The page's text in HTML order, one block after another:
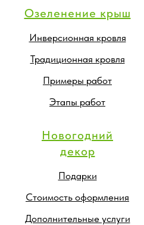
Озеленение крыш
Инверсионная кровля
Традиционная кровля
Примеры работ
Этапы работ
Новогодний
декор
Подарки
Стоимость оформления
Дополнительные услуги